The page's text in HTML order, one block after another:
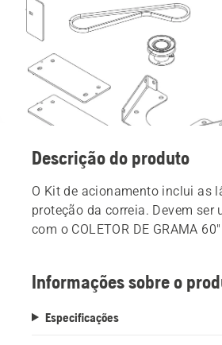
Descrição do produto
O Kit de acionamento inclui as
proteção da correia. Devem ser
com o COLETOR DE GRAMA
Informações sobre o
Especificações